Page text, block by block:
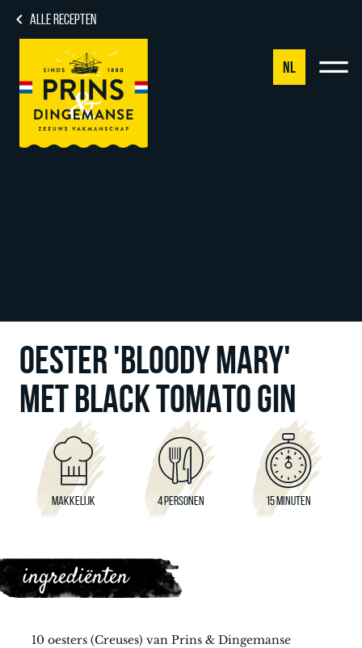
ALLE RECEPTEN
NL
OESTER 'BLOODY MARY'
MET BLACK TOMATO GIN
MAKKELIJK 4 PERSONEN 15 MINUTEN
ingrediënten
10 oesters (Creuses) van Prins & Dingemanse